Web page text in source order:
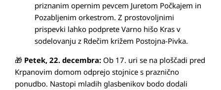
priznanim opernim pevcem Juretom Počkajem in
Pozabljenim orkestrom. Z prostovoljnimi
prispevki lahko podprete Varno hišo Kras v
sodelovanju z Rdečim križem Postojna-Pivka.
🎁 Petek, 22. decembra: Ob 17. uri se na ploščadi pred
Krpanovim domom odprejo stojnice s praznično
ponudbo. Nastopi mladih glasbenikov bodo dodali